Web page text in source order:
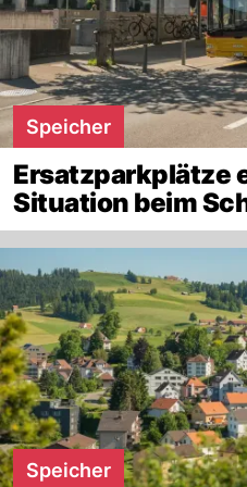
Speicher
Ersatzparkplätze
Situation beim
Speicher